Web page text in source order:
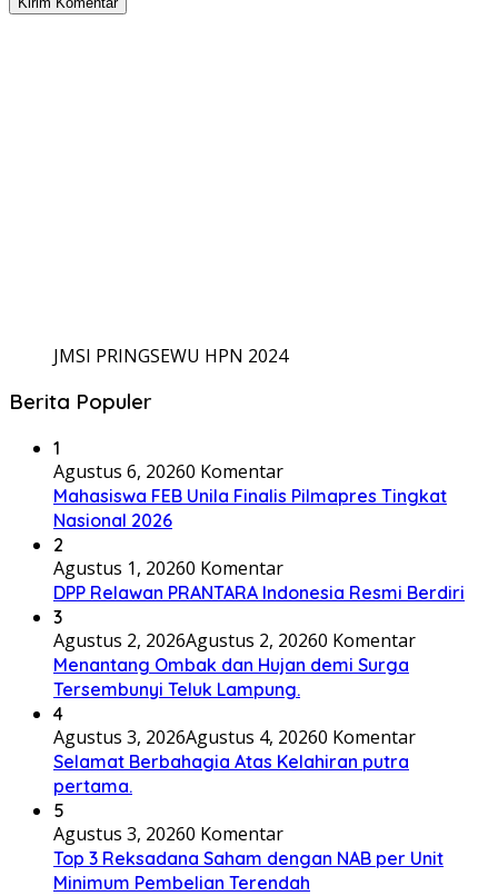
JMSI PRINGSEWU HPN 2024
Berita Populer
1
Agustus 6, 20260 Komentar
Mahasiswa FEB Unila Finalis Pilmapres Tingkat
Nasional 2026
2
Agustus 1, 20260 Komentar
DPP Relawan PRANTARA Indonesia Resmi Berdiri
3
Agustus 2, 2026Agustus 2, 20260 Komentar
Menantang Ombak dan Hujan demi Surga
Tersembunyi Teluk Lampung.
4
Agustus 3, 2026Agustus 4, 20260 Komentar
Selamat Berbahagia Atas Kelahiran putra
pertama.
5
Agustus 3, 20260 Komentar
Top 3 Reksadana Saham dengan NAB per Unit
Minimum Pembelian Terendah